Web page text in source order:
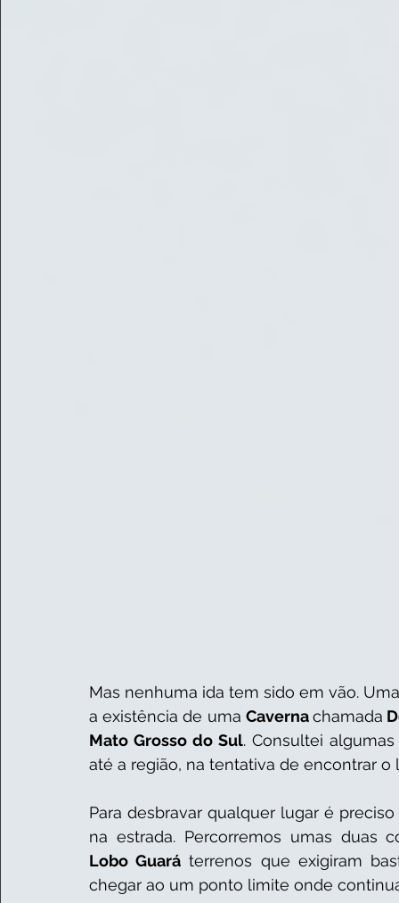
Mas nenhuma ida tem sido em vão.
a existência de uma Caverna chamada
Mato Grosso do Sul. Consultei
até a região, na tentativa de encontrar
Para desbravar qualquer lugar é
na estrada. Percorremos umas duas
Lobo Guará terrenos que exigiram
chegar ao um ponto limite onde